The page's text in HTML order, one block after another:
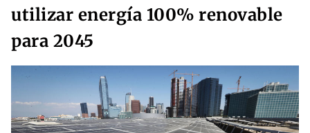
utilizar energía 100% renovable
para 2045